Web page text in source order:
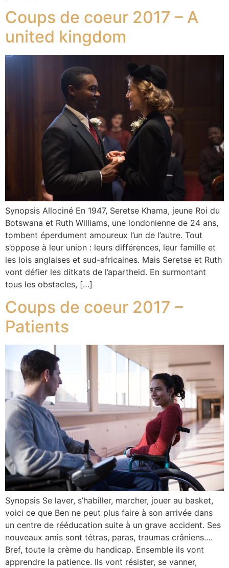
Coups de coeur 2017 – A
united kingdom
Synopsis Allociné En 1947, Seretse Khama, jeune Roi du
Botswana et Ruth Williams, une londonienne de 24 ans,
tombent éperdument amoureux l’un de l’autre. Tout
s’oppose à leur union : leurs différences, leur famille et
les lois anglaises et sud-africaines. Mais Seretse et Ruth
vont défier les ditkats de l’apartheid. En surmontant
tous les obstacles, […]
Coups de coeur 2017 –
Patients
Synopsis Se laver, s’habiller, marcher, jouer au basket,
voici ce que Ben ne peut plus faire à son arrivée dans
un centre de rééducation suite à un grave accident. Ses
nouveaux amis sont tétras, paras, traumas crâniens….
Bref, toute la crème du handicap. Ensemble ils vont
apprendre la patience. Ils vont résister, se vanner,